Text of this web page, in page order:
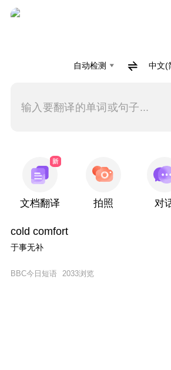
自动检测 中文(
输入要翻译的单词或句子...
文档翻译 拍照 对
cold comfort
于事无补
BBC今日短语 2033浏览